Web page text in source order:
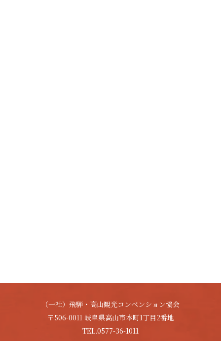
（一社）飛騨・高山観光コンベンション協会
〒506-0011 岐阜県高山市本町1丁目2番地
TEL.0577-36-1011